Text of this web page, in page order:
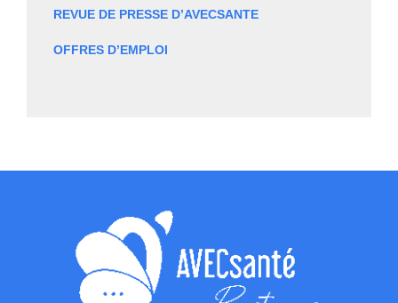
REVUE DE PRESSE D’AVECSANTE
OFFRES D’EMPLOI